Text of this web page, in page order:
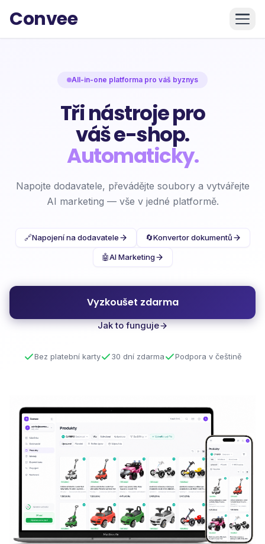
Convee
All-in-one platforma pro váš byznys
Tři nástroje pro
váš e-shop.
Automaticky.
Napojte dodavatele, převádějte soubory a vytvářejte
AI marketing — vše v jedné platformě.
🔗Napojení na dodavatele 🔄Konvertor dokumentů
🤖AI Marketing
Vyzkoušet zdarma
Jak to funguje
Bez platební karty 30 dní zdarma Podpora v češtině